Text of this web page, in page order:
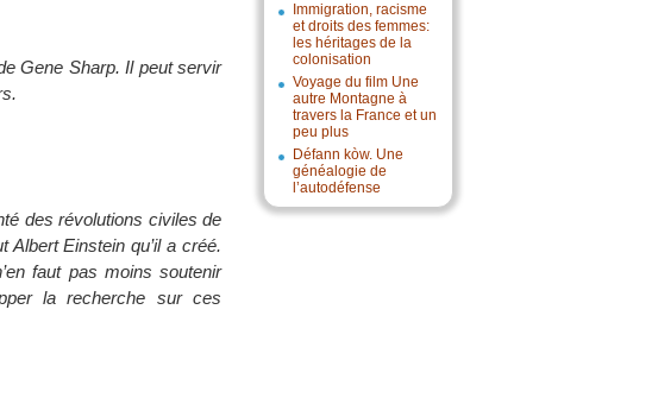
Immigration, racisme
et droits des femmes:
les héritages de la
colonisation
Voyage du film Une
autre Montagne à
travers la France et un
peu plus
Défann kòw. Une
généalogie de
l’autodéfense
Gene Sharp. Il peut servir
des révolutions civiles de
Einstein qu’il a créé.
faut pas moins soutenir
la recherche sur ces